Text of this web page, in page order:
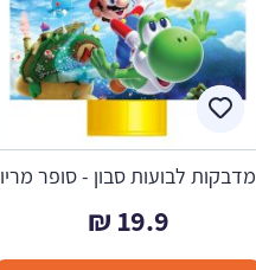
מדבקות לבועות סבון - סופר מריו
19.9
₪